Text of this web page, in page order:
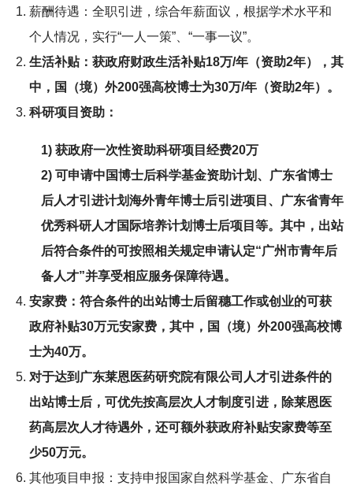
薪酬待遇：全职引进，综合年薪面议，根据学术水平和
个人情况，实行“一人一策”、“一事一议”。
生活补贴：获政府财政生活补贴18万/年（资助2年），其
中，国（境）外200强高校博士为30万/年（资助2年）。
科研项目资助：
1) 获政府一次性资助科研项目经费20万
2) 可申请中国博士后科学基金资助计划、广东省博士
后人才引进计划海外青年博士后引进项目、广东省青年
优秀科研人才国际培养计划博士后项目等。其中，出站
后符合条件的可按照相关规定申请认定“广州市青年后
备人才”并享受相应服务保障待遇。
安家费：符合条件的出站博士后留穗工作或创业的可获
政府补贴30万元安家费，其中，国（境）外200强高校博
士为40万。
对于达到广东莱恩医药研究院有限公司人才引进条件的
出站博士后，可优先按高层次人才制度引进，除莱恩医
药高层次人才待遇外，还可额外获政府补贴安家费等至
少50万元。
其他项目申报：支持申报国家自然科学基金、广东省自